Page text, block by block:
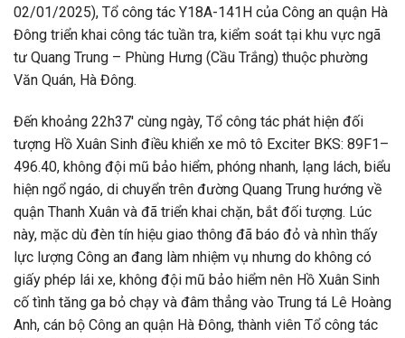
02/01/2025), Tổ công tác Y18A-141H của Công an quận Hà
Đông triển khai công tác tuần tra, kiểm soát tại khu vực ngã
tư Quang Trung – Phùng Hưng (Cầu Trắng) thuộc phường
Văn Quán, Hà Đông.
Đến khoảng 22h37′ cùng ngày, Tổ công tác phát hiện đối
tượng Hồ Xuân Sinh điều khiển xe mô tô Exciter BKS: 89F1–
496.40, không đội mũ bảo hiểm, phóng nhanh, lạng lách, biểu
hiện ngổ ngáo, di chuyển trên đường Quang Trung hướng về
quận Thanh Xuân và đã triển khai chặn, bắt đối tượng. Lúc
này, mặc dù đèn tín hiệu giao thông đã báo đỏ và nhìn thấy
lực lượng Công an đang làm nhiệm vụ nhưng do không có
giấy phép lái xe, không đội mũ bảo hiểm nên Hồ Xuân Sinh
cố tình tăng ga bỏ chạy và đâm thẳng vào Trung tá Lê Hoàng
Anh, cán bộ Công an quận Hà Đông, thành viên Tổ công tác